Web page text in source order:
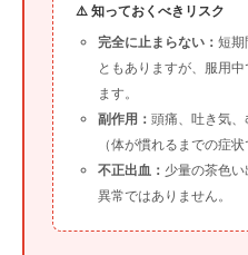
⚠️ 知っておくべきリスク
完全に止まらない： 短期
ともありますが、服用
ます。
副作用： 頭痛、吐き気
（体が慣れるまでの症状
不正出血： 少量の茶色
異常ではありません。